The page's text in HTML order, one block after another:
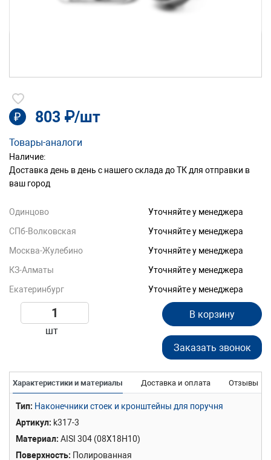
₽ 803 ₽/шт
Товары-аналоги
Наличие:
Доставка день в день с нашего склада до ТК для отправки в
ваш город
Одинцово
Уточняйте у менеджера
СПб-Волковская
Уточняйте у менеджера
Москва-Жулебино
Уточняйте у менеджера
КЗ-Алматы
Уточняйте у менеджера
Екатеринбург
Уточняйте у менеджера
шт
В корзину
Заказать звонок
Характеристики и материалы Доставка и оплата Отзывы
Тип Наконечники стоек и кронштейны для поручня
Артикул k317-3
Материал AISI 304 (08Х18Н10)
Поверхность Полированная